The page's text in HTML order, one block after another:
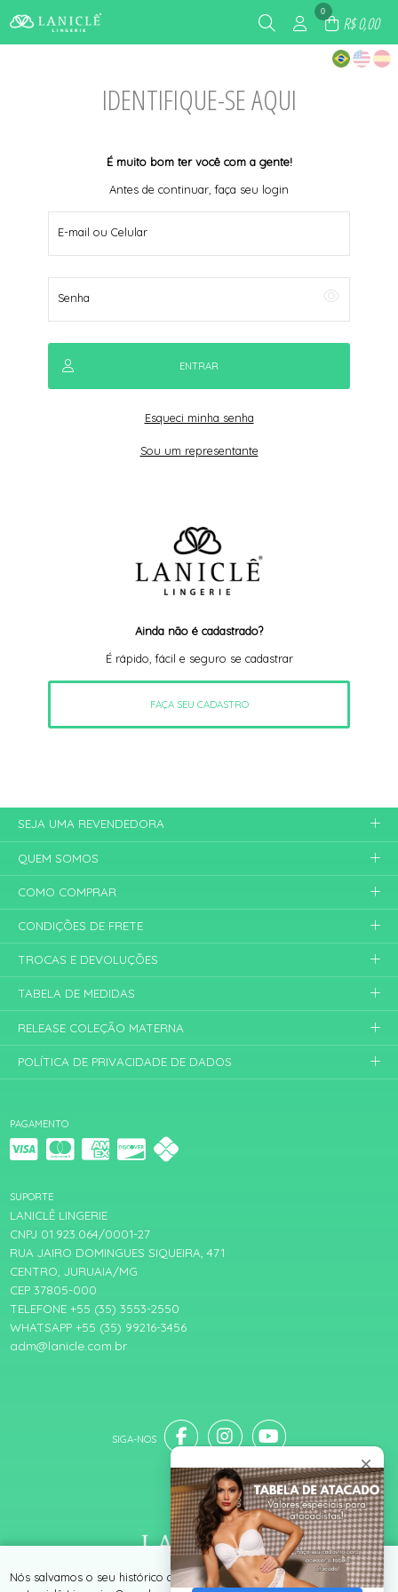
0
R$ 0,00
IDENTIFIQUE-SE AQUI
É muito bom ter você com a gente!
Antes de continuar, faça seu login
E-mail ou Celular
Senha
ENTRAR
Esqueci minha senha
Sou um representante
Ainda não é cadastrado?
É rápido, fácil e seguro se cadastrar
FAÇA SEU CADASTRO
PAGAMENTO
SUPORTE
LANICLÊ LINGERIE
CNPJ 01.923.064/0001-27
RUA JAIRO DOMINGUES SIQUEIRA, 471
CENTRO, JURUAIA/MG
CEP 37805-000
TELEFONE +55 (35) 3553-2550
WHATSAPP +55 (35) 99216-3456
adm@lanicle.com.br
SEJA UMA REVENDEDORA
QUEM SOMOS
COMO COMPRAR
CONDIÇÕES DE FRETE
TROCAS E DEVOLUÇÕES
TABELA DE MEDIDAS
RELEASE COLEÇÃO MATERNA
POLÍTICA DE PRIVACIDADE DE DADOS
® TODOS DIREITOS RESERVADOS
Nós salvamos o seu histórico de uso pra oferecer a melhor experiência